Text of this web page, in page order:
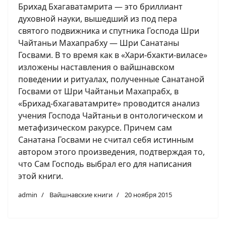
Брихад Бхагаватамрита — это бриллиант
духовной науки, вышедший из под пера
святого подвижника и спутника Господа Шри
Чайтаньи Махапрабху — Шри Санатаны
Госвами. В то время как в «Хари-бхакти-виласе»
изложены наставления о вайшнавском
поведении и ритуалах, полученные Санатаной
Госвами от Шри Чайтаньи Махапрабх, в
«Брихад-бхагаватамрите» проводится анализ
учения Господа Чайтаньи в онтологическом и
метафизическом ракурсе. Причем сам
Санатана Госвами не считал себя истинным
автором этого произведения, подтверждая то,
что Сам Господь выбрал его для написания
этой книги.
admin Вайшнавские книги 20 ноября 2015